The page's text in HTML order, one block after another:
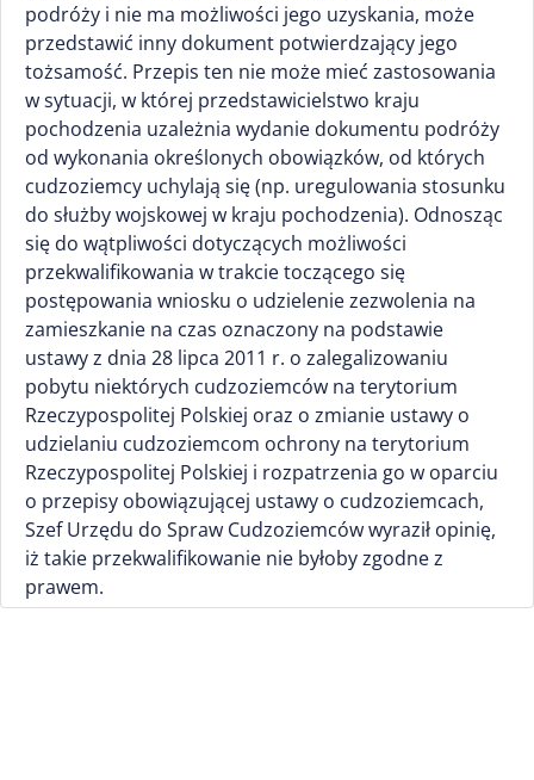
podróży i nie ma możliwości jego uzyskania, może
przedstawić inny dokument potwierdzający jego
tożsamość. Przepis ten nie może mieć zastosowania
w sytuacji, w której przedstawicielstwo kraju
pochodzenia uzależnia wydanie dokumentu podróży
od wykonania określonych obowiązków, od których
cudzoziemcy uchylają się (np. uregulowania stosunku
do służby wojskowej w kraju pochodzenia). Odnosząc
się do wątpliwości dotyczących możliwości
przekwalifikowania w trakcie toczącego się
postępowania wniosku o udzielenie zezwolenia na
zamieszkanie na czas oznaczony na podstawie
ustawy z dnia 28 lipca 2011 r. o zalegalizowaniu
pobytu niektórych cudzoziemców na terytorium
Rzeczypospolitej Polskiej oraz o zmianie ustawy o
udzielaniu cudzoziemcom ochrony na terytorium
Rzeczypospolitej Polskiej i rozpatrzenia go w oparciu
o przepisy obowiązującej ustawy o cudzoziemcach,
Szef Urzędu do Spraw Cudzoziemców wyraził opinię,
iż takie przekwalifikowanie nie byłoby zgodne z
prawem.